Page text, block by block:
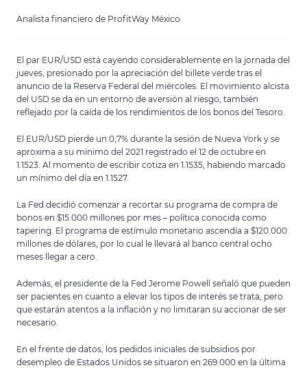
Analista financiero de ProfitWay México
El par EUR/USD está cayendo considerablemente en la jornada del
jueves, presionado por la apreciación del billete verde tras el
anuncio de la Reserva Federal del miércoles. El movimiento alcista
del USD se da en un entorno de aversión al riesgo, también
reflejado por la caída de los rendimientos de los bonos del Tesoro.
El EUR/USD pierde un 0,7% durante la sesión de Nueva York y se
aproxima a su mínimo del 2021 registrado el 12 de octubre en
1.1523. Al momento de escribir cotiza en 1.1535, habiendo marcado
un mínimo del día en 1.1527.
La Fed decidió comenzar a recortar su programa de compra de
bonos en $15.000 millones por mes – política conocida como
tapering. El programa de estímulo monetario ascendía a $120.000
millones de dólares, por lo cual le llevará al banco central ocho
meses llegar a cero.
Además, el presidente de la Fed Jerome Powell señaló que pueden
ser pacientes en cuanto a elevar los tipos de interés se trata, pero
que estarán atentos a la inflación y no limitaran su accionar de ser
necesario.
En el frente de datos, los pedidos iniciales de subsidios por
desempleo de Estados Unidos se situaron en 269.000 en la última